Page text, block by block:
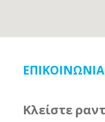
ΕΠΙΚΟΙΝΩΝΙΑ
Κλείστε